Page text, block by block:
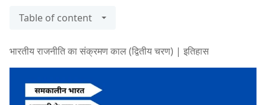
Table of content
भारतीय राजनीति का संक्रमण काल (द्वितीय चरण) | इतिहास